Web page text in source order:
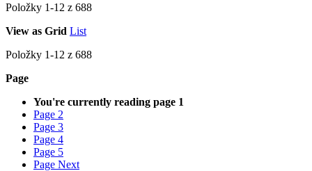
Položky 1-12 z 688
View as Grid List
Položky 1-12 z 688
Page
You're currently reading page 1
Page 2
Page 3
Page 4
Page 5
Page Next